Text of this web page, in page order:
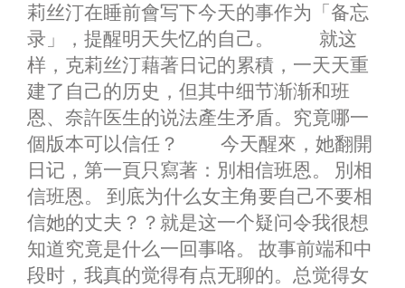
莉丝汀在睡前會写下今天的事作为「备忘
录」，提醒明天失忆的自己。 就这
样，克莉丝汀藉著日记的累積，一天天重
建了自己的历史，但其中细节渐渐和班
恩、奈許医生的说法產生矛盾。究竟哪一
個版本可以信任？ 今天醒來，她翻開
日记，第一頁只寫著：別相信班恩。 別相
信班恩。 到底为什么女主角要自己不要相
信她的丈夫？？就是这一个疑问令我很想
知道究竟是什么一回事咯。 故事前端和中
段时，我真的觉得有点无聊的。总觉得女